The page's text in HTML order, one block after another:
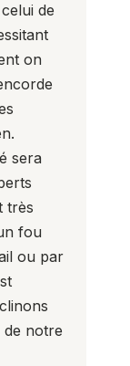
de
on
sera
très
fou
ou par
de notre